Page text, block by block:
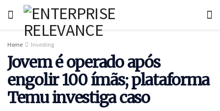
Home Investing
Jovem é operado após
engolir 100 ímãs; plataforma
Temu investiga caso